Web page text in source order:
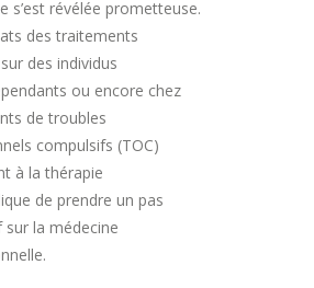
s’est révélée prometteuse.
des traitements
des individus
ou encore chez
de troubles
compulsifs (TOC)
à la thérapie
de prendre un pas
sur la médecine